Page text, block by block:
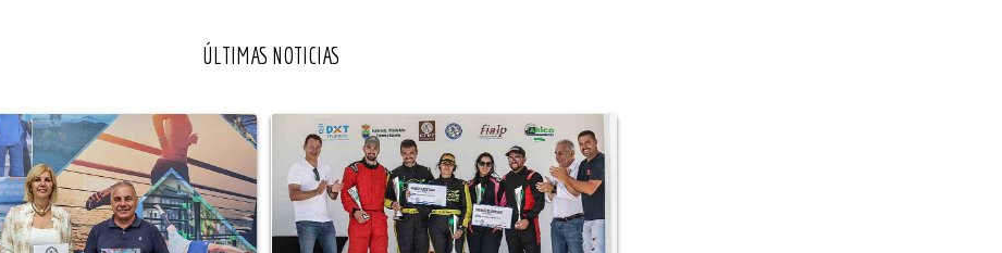
ÚLTIMAS NOTICIAS